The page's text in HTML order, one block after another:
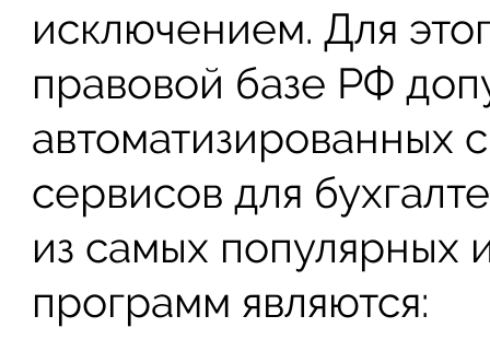
исключением. Для
правовой базе РФ
автоматизированных
сервисов для
из самых популярных
программ являются: